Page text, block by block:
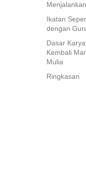
Ikatan
dengan
Dasar
Kembali
Mulia
Ringkasan